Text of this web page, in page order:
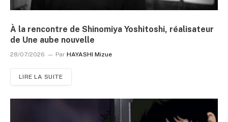
À la rencontre de Shinomiya Yoshitoshi, réalisateur
de Une aube nouvelle
28/07/2026 Par HAYASHI Mizue
LIRE LA SUITE